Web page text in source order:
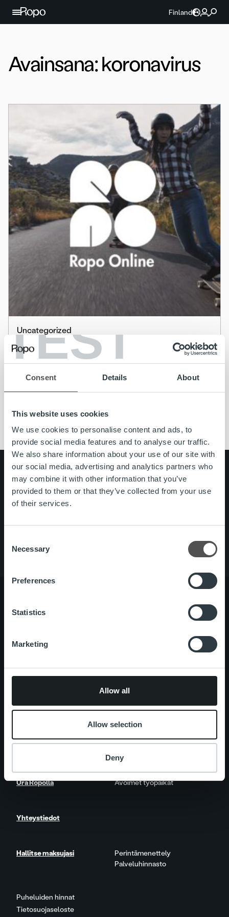
TEST
Consent Details About
This website uses cookies
We use cookies to personalise content and ads, to
provide social media features and to analyse our traffic.
We also share information about your use of our site with
our social media, advertising and analytics partners who
may combine it with other information that you’ve
provided to them or that they’ve collected from your use
of their services.
Selection
Necessary
Preferences
Statistics
Marketing
Allow all
Allow selection
Deny
Jatka sisältöön
Finland
Avainsana:koronavirus
Uncategorized
Varaudu koronavaikutuksiin –
toimintaohjeita maksuasioiden hoitoon
Pikalinkit
Yhteystiedot
Search for:
Puheluiden hinnat
Tietosuojaseloste
Palveluosa-alueet
Lisäpalvelut
Ura Ropolla Avoimet työpaikat
Yhteystiedot
Hallitse maksujasi
Perintämenettely
Palveluhinnasto